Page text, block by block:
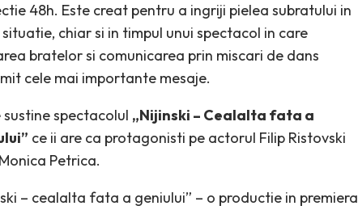
48h. Este creat pentru a ingriji pielea subratului in
chiar si in timpul unui spectacol in care
bratelor si comunicarea prin miscari de dans
cele mai importante mesaje.
sustine spectacolul „Nijinski – Cealalta fata a
ce ii are ca protagonisti pe actorul Filip Ristovski
Petrica.
– cealalta fata a geniului” – o productie in premiera